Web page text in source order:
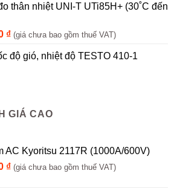
thân nhiệt UNI-T UTi85H+ (30˚C đến
₫ (giá chưa bao gồm thuế VAT)
độ gió, nhiệt độ TESTO 410-1
GIÁ CAO
AC Kyoritsu 2117R (1000A/600V)
₫ (giá chưa bao gồm thuế VAT)